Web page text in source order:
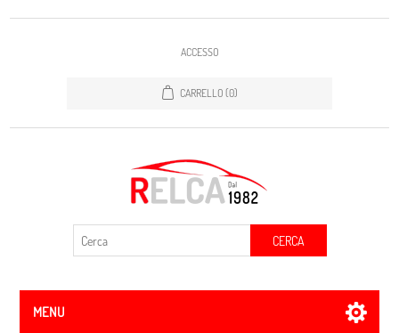
ACCESSO
CARRELLO (0)
CERCA
MENU